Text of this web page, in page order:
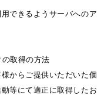
できるようサーバへのア
の取得の方法
からご提供いただいた個
等にて適正に取得したお